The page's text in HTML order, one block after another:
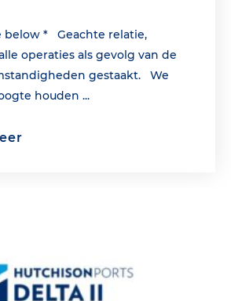
below * Geachte relatie,
operaties als gevolg van de
gestaakt. We
houden ...